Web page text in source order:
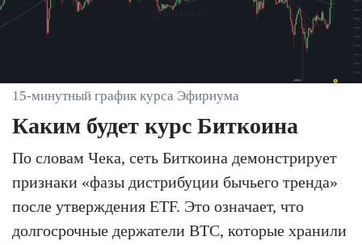
15-минутный график курса Эфириума
Каким будет курс Биткоина
По словам Чека, сеть Биткоина демонстрирует
признаки «фазы дистрибуции бычьего тренда»
после утверждения ETF. Это означает, что
долгосрочные держатели BTC, которые хранили